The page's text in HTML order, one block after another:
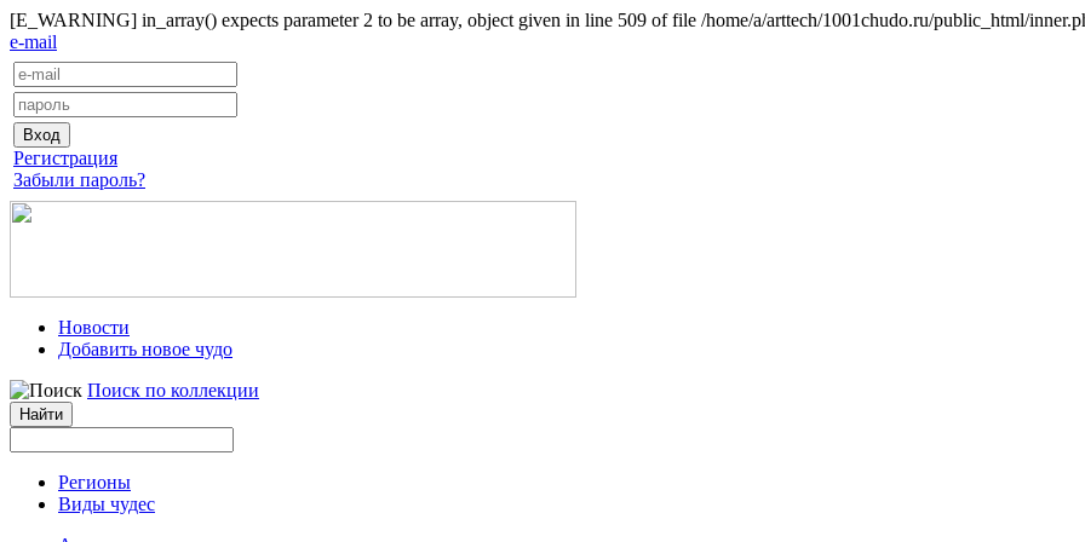
[E_WARNING] in_array() expects parameter 2 to be array, object given in line 509 of file /home/a/arttech/1001chudo.ru/public_html/
e-mail
Регистрация
Забыли пароль?
Новости
Добавить новое чудо
Поиск по коллекции
Регионы
Виды чудес